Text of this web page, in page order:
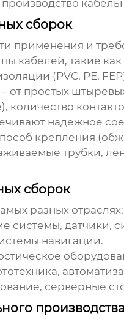
производство
сборок
применения и
кабелей, такие
(PVC, PE,
простых
количество
надежное
крепления
трубки,
сборок
разных отраслях:
системы, датчики,
навигации.
серверные